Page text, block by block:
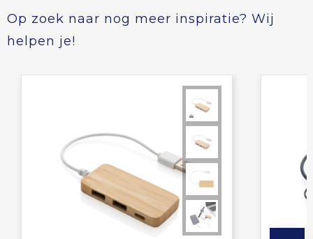
Op zoek naar nog meer inspiratie? Wij
helpen je!